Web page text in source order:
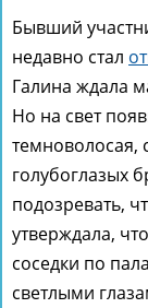
Бывший
недавно стал
Галина ждала
Но на свет
темноволосая,
голубоглазых
подозревать,
утверждала,
соседки по
светлыми